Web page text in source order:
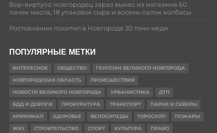
Вор-виртуоз: новгородец зараз вынес из магазина 60
пачек масла, 18 упаковок сыра и восемь палок колбасы
Ростовчанин похитил в Новгороде 20 тонн меди
ПОПУЛЯРНЫЕ МЕТКИ
ИНТЕРЕСНОЕ ОБЩЕСТВО
ГЕНПЛАН ВЕЛИКОГО НОВГОРОДА
НОВГОРОДСКАЯ ОБЛАСТЬ
ПРОИСШЕСТВИЯ
НОВОСТИ ВЕЛИКОГО НОВГОРОДА
УРБАНИСТИКА
ДТП
БДД И ДОРОГИ
ПРОКУРАТУРА ТРАНСПОРТ
ПАРКИ И СКВЕРЫ
КРИМИНАЛ
ЗДОРОВЬЕ ВЕЛОСИПЕДЫ ГОРОСКОП
ПОЖАРЫ
ЖКХ
СТРОИТЕЛЬСТВО СПОРТ КУЛЬТУРА ПРАВО